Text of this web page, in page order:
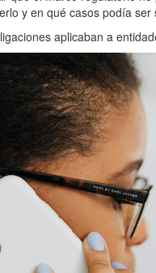
y en qué casos podía ser
aplicaban a